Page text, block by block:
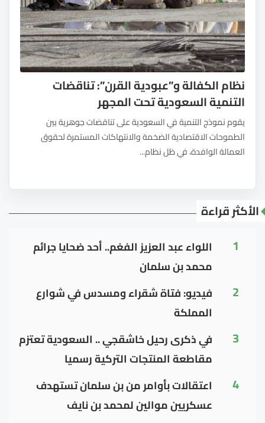
نظام الكفالة و”عبودية القرن”: تناقضات
التنمية السعودية تحت المجهر
يقوم نموذج التنمية في السعودية على تناقضات جوهرية بين
الطموحات الاقتصادية الضخمة والانتهاكات المستمرة لحقوق
العمالة الوافدة، في ظل نظام...
الأكثر قراءة
1
اللواء عبد العزيز الفغم.. أحد ضحايا جرائم
محمد بن سلمان
2
فيديو: فتاة شقراء ومسدس في شوارع
المملكة
3
في ذكرى رحيل خاشقجي .. السعودية تعتزم
مقاطعة المنتجات التركية رسميا
4
اعتقالات بأوامر من بن سلمان تستهدف
عسكريين موالين لمحمد بن نايف